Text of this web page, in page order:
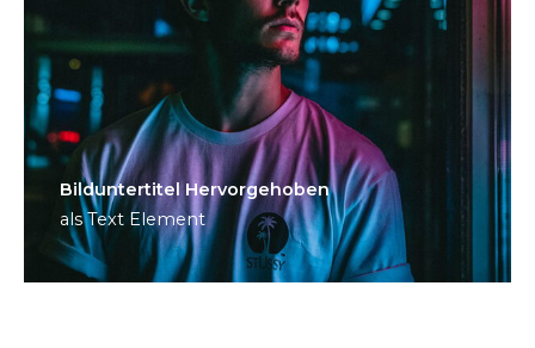
Bild­unter­titel Hervorgehoben
als Text Element